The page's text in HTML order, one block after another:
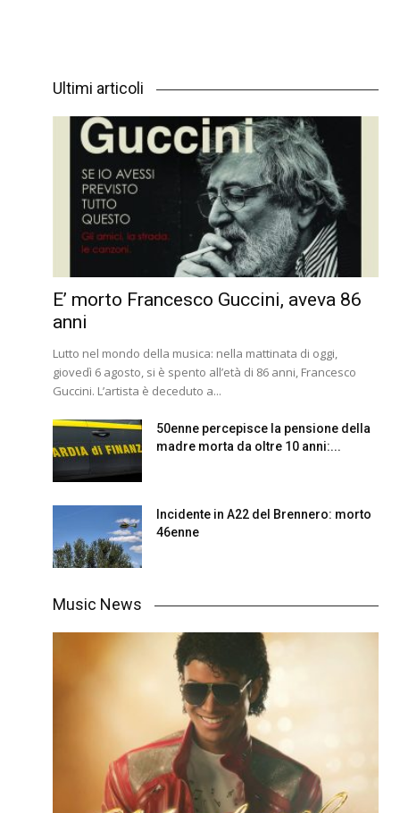
Ultimi articoli
E’ morto Francesco Guccini, aveva 86
anni
Lutto nel mondo della musica: nella mattinata di oggi,
giovedì 6 agosto, si è spento all’età di 86 anni, Francesco
Guccini. L’artista è deceduto a...
50enne percepisce la pensione della
madre morta da oltre 10 anni:...
Incidente in A22 del Brennero: morto
46enne
Music News